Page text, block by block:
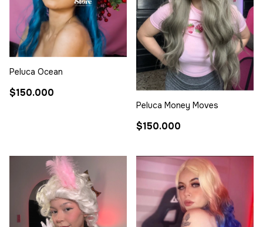
Peluca Ocean
$150.000
Peluca Money Moves
$150.000